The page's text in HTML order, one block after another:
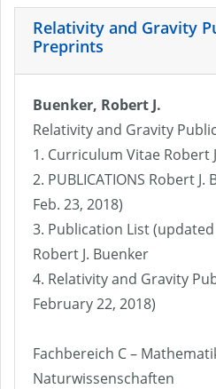
Relativity and Gravity
Preprints
Buenker, Robert J.
Relativity and Gravity
1. Curriculum Vitae Robert
2. PUBLICATIONS Robert
Feb. 23, 2018)
3. Publication List (updated
Robert J. Buenker
4. Relativity and Gravity
February 22, 2018)
Fachbereich C –
Naturwissenschaften